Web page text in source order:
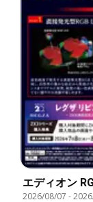
エディオン
2026/08/07 -